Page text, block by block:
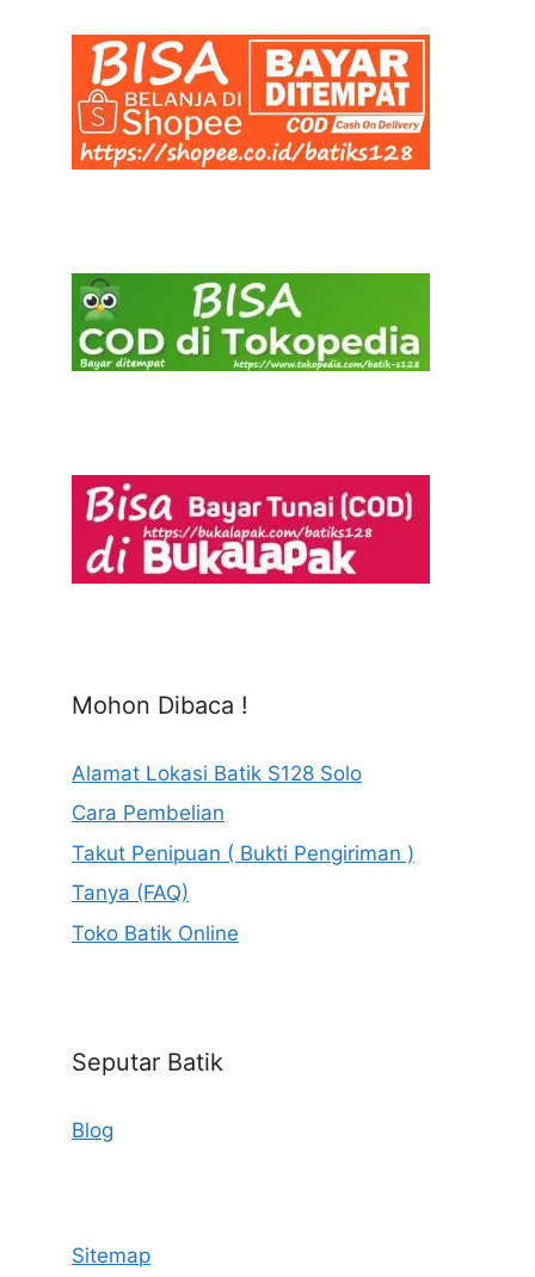
Mohon Dibaca !
Alamat Lokasi Batik S128 Solo
Cara Pembelian
Takut Penipuan ( Bukti Pengiriman )
Tanya (FAQ)
Toko Batik Online
Seputar Batik
Blog
Sitemap